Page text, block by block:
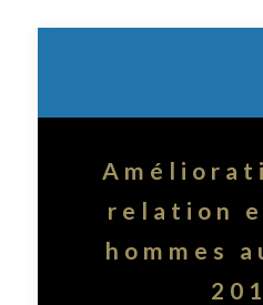
relation
hommes